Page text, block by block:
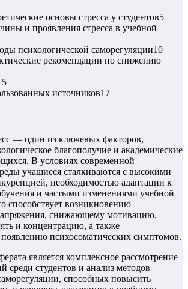
основы стресса у студентов5
и проявления стресса в учебной
психологической саморегуляции10
рекомендации по снижению
источников17
— один из ключевых факторов,
благополучие и академические
В условиях современной
учащиеся сталкиваются с высокими
необходимостью адаптации к
и частыми изменениями учебной
способствует возникновению
снижающему мотивацию,
и концентрацию, а также
психосоматических симптомов.
является комплексное рассмотрение
среди студентов и анализ методов
способных повысить